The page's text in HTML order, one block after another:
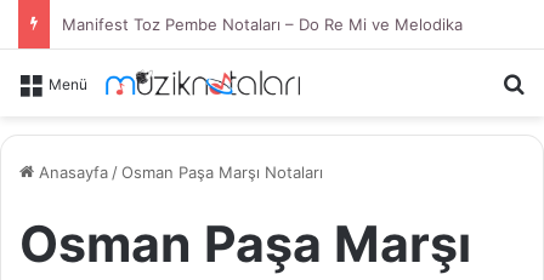
Manifest Toz Pembe Notaları – Do Re Mi ve Melodika
Menü
Anasayfa /Osman Paşa Marşı Notaları
Osman Paşa Marşı